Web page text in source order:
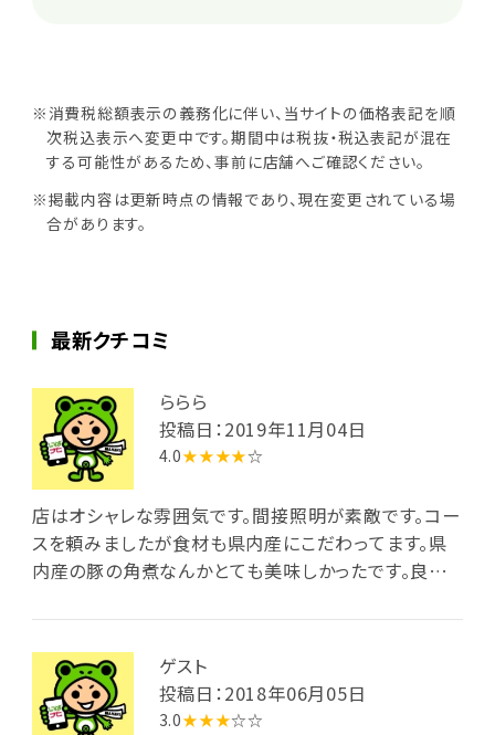
※消費税総額表示の義務化に伴い、当サイトの価格表記を順
次税込表示へ変更中です。期間中は税抜・税込表記が混在
する可能性があるため、事前に店舗へご確認ください。
※掲載内容は更新時点の情報であり、現在変更されている場
合があります。
最新クチコミ
ららら
投稿日：2019年11月04日
4.0★★★★☆
店はオシャレな雰囲気です。間接照明が素敵です。コー
スを頼みましたが食材も県内産にこだわってます。県
内産の豚の角煮なんかとても美味しかったです。良い
ゲスト
投稿日：2018年06月05日
3.0★★★☆☆